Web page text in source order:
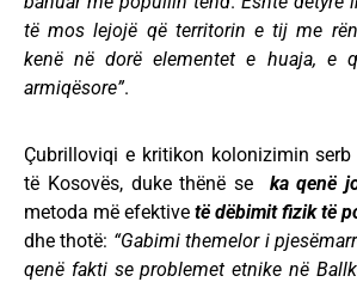
të mos lejojë që territorin e tij me
kenë në dorë elementet e huaja, e
armiqësore”.
Çubrilloviqi e kritikon kolonizimin serb
të Kosovës, duke thënë se ka qenë
metoda më efektive të dëbimit fizik të
dhe thotë: “Gabimi themelor i
qenë fakti se problemet etnike në